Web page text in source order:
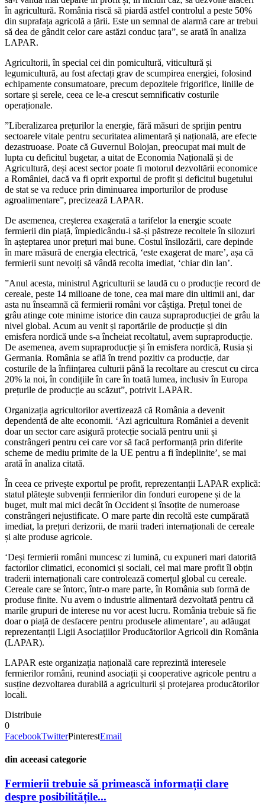
în agricultură. România riscă să piardă astfel controlul a peste 50%
din suprafața agricolă a țării. Este un semnal de alarmă care ar trebui
să dea de gândit celor care astăzi conduc țara”, se arată în analiza
LAPAR.
Agricultorii, în special cei din pomicultură, viticultură și
legumicultură, au fost afectați grav de scumpirea energiei, folosind
echipamente consumatoare, precum depozitele frigorifice, liniile de
sortare și serele, ceea ce le-a crescut semnificativ costurile
operaționale.
”Liberalizarea prețurilor la energie, fără măsuri de sprijin pentru
sectoarele vitale pentru securitatea alimentară și națională, are efecte
dezastruoase. Poate că Guvernul Bolojan, preocupat mai mult de
lupta cu deficitul bugetar, a uitat de Economia Națională și de
Agricultură, deși acest sector poate fi motorul dezvoltării economice
a României, dacă va fi oprit exportul de profit și deficitul bugetului
de stat se va reduce prin diminuarea importurilor de produse
agroalimentare”, precizează LAPAR.
De asemenea, creșterea exagerată a tarifelor la energie scoate
fermierii din piață, împiedicându-i să-și păstreze recoltele în silozuri
în așteptarea unor prețuri mai bune. Costul însilozării, care depinde
în mare măsură de energia electrică, ‘este exagerat de mare’, așa că
fermierii sunt nevoiți să vândă recolta imediat, ‘chiar din lan’.
”Anul acesta, ministrul Agriculturii se laudă cu o producție record de
cereale, peste 14 milioane de tone, cea mai mare din ultimii ani, dar
asta nu înseamnă că fermierii români vor câștiga. Prețul tonei de
grâu atinge cote minime istorice din cauza supraproducției de grâu la
nivel global. Acum au venit și raportările de producție și din
emisfera nordică unde s-a încheiat recoltatul, avem supraproducție.
De asemenea, avem supraproducție și în emisfera nordică, Rusia și
Germania. România se află în trend pozitiv ca producție, dar
costurile de la înființarea culturii până la recoltare au crescut cu circa
20% la noi, în condițiile în care în toată lumea, inclusiv în Europa
prețurile de producție au scăzut”, potrivit LAPAR.
Organizația agricultorilor avertizează că România a devenit
dependentă de alte economii. ‘Azi agricultura României a devenit
doar un sector care asigură protecție socială pentru unii și
constrângeri pentru cei care vor să facă performanță prin diferite
scheme de mediu primite de la UE pentru a fi îndeplinite’, se mai
arată în analiza citată.
În ceea ce privește exportul pe profit, reprezentanții LAPAR explică:
statul plătește subvenții fermierilor din fonduri europene și de la
buget, mult mai mici decât în Occident și însoțite de numeroase
constrângeri nejustificate. O mare parte din recoltă este cumpărată
imediat, la prețuri derizorii, de marii traderi internaționali de cereale
și alte produse agricole.
‘Deși fermierii români muncesc zi lumină, cu expuneri mari datorită
factorilor climatici, economici și sociali, cel mai mare profit îl obțin
traderii internaționali care controlează comerțul global cu cereale.
Cereale care se întorc, într-o mare parte, în România sub formă de
produse finite. Nu avem o industrie alimentară dezvoltată pentru că
marile grupuri de interese nu vor acest lucru. România trebuie să fie
doar o piață de desfacere pentru produsele alimentare’, au adăugat
reprezentanții Ligii Asociațiilor Producătorilor Agricoli din România
(LAPAR).
LAPAR este organizația națională care reprezintă interesele
fermierilor români, reunind asociații și cooperative agricole pentru a
susține dezvoltarea durabilă a agriculturii și protejarea producătorilor
locali.
Distribuie
0
FacebookTwitterPinterestEmail
din aceeasi categorie
Fermierii trebuie să primească informații clare
despre posibilitățile...